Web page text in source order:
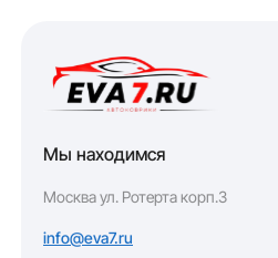
Ромб), чтобы он гармонично
Полный комплект
по отдельности.
Почему EVA7?
6
Бесплатная консультация по
Выполняем заказ "как для себя"
Мы находимся
Москва ул. Ротерта корп.3
info@eva7.ru